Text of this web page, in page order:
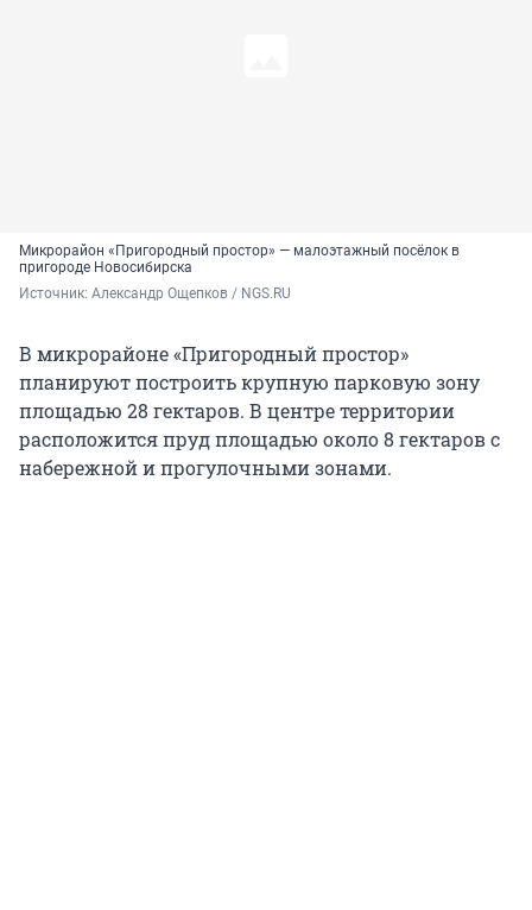
Микрорайон «Пригородный простор» — малоэтажный посёлок в
пригороде Новосибирска
Источник: Александр Ощепков / NGS.RU
В микрорайоне «Пригородный простор»
планируют построить крупную парковую зону
площадью 28 гектаров. В центре территории
расположится пруд площадью около 8 гектаров с
набережной и прогулочными зонами.